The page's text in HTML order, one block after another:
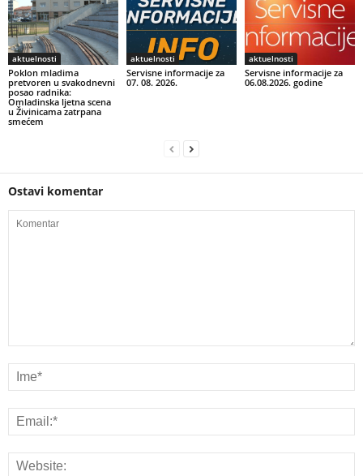
aktuelnosti
Poklon mladima
pretvoren u svakodnevni
posao radnika:
Omladinska ljetna scena
u Živinicama zatrpana
smećem
aktuelnosti
Servisne informacije za
07. 08. 2026.
aktuelnosti
Servisne informacije za
06.08.2026. godine
Ostavi komentar